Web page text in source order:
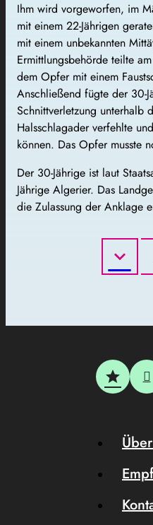
Ihm wird vorgeworfen, im
mit einem 22-Jährigen
mit einem unbekannten
Ermittlungsbehörde teilte
dem Opfer mit einem
Anschließend fügte der 30-
Schnittverletzung unterhalb
Halsschlagader verfehlte
können. Das Opfer musste
Der 30-Jährige ist laut
Jährige Algerier. Das
die Zulassung der Anklage